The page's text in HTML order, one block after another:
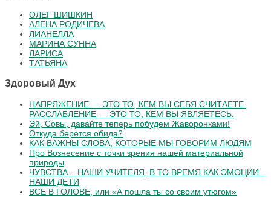
ОЛЕГ ШИШКИН
АЛЕНА РОДИЧЕВА
ЛИАНЕЛЛА
МАРИНА СУННА
ЛАРИСА
ТАТЬЯНА
Здоровый Дух
НАПРЯЖЕНИЕ — ЭТО ТО, КЕМ ВЫ СЕБЯ СЧИТАЕТЕ.
РАССЛАБЛЕНИЕ — ЭТО ТО, КЕМ ВЫ ЯВЛЯЕТЕСЬ.
Эй, Совы, давайте теперь побудем Жаворонками!
Откуда берется обида?
КАК ВАЖНЫ СЛОВА, КОТОРЫЕ МЫ ГОВОРИМ ЛЮДЯМ
Про Вознесение с точки зрения нашей материальной
природы
ЧУВСТВА – НАШИ УЧИТЕЛЯ, В ТО ВРЕМЯ КАК ЭМОЦИИ –
НАШИ ДЕТИ
ВСЕ В ГОЛОВЕ, или «А пошла ты со своим утюгом»